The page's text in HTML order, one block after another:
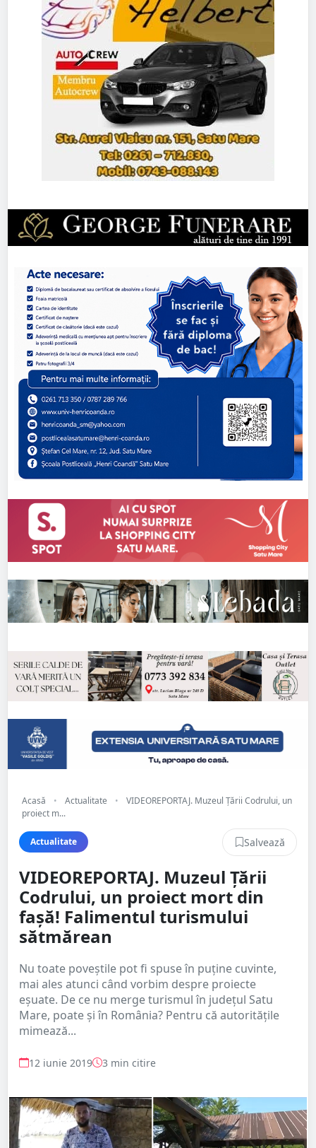
Acasă • Actualitate •
VIDEOREPORTAJ. Muzeul Țării Codrului, un
proiect m...
Actualitate Salvează
VIDEOREPORTAJ. Muzeul Țării
Codrului, un proiect mort din
fașă! Falimentul turismului
sătmărean
Nu toate poveștile pot fi spuse în puține cuvinte,
mai ales atunci când vorbim despre proiecte
eșuate. De ce nu merge turismul în județul Satu
Mare, poate și în România? Pentru că autoritățile
mimează...
12 iunie 2019 3 min citire